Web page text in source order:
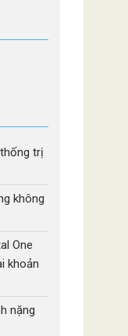
trị
không
One
khoản
nặng